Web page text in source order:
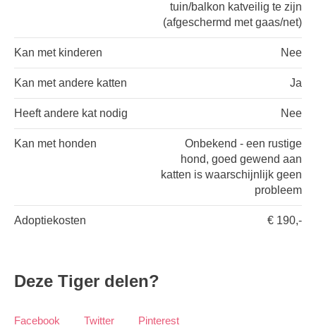
tuin/balkon katveilig te zijn
(afgeschermd met gaas/net)
Kan met kinderen Nee
Kan met andere katten Ja
Heeft andere kat nodig Nee
Kan met honden
Onbekend - een rustige
hond, goed gewend aan
katten is waarschijnlijk geen
probleem
Adoptiekosten € 190,-
Deze Tiger delen?
Facebook Twitter Pinterest